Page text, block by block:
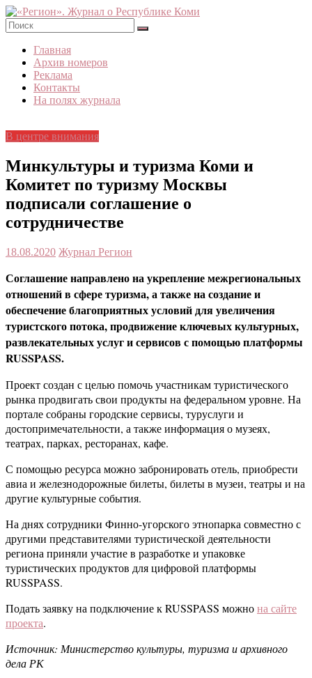
Skip
to
content
«Регион».
Журнал
Республике
Коми
Главная
Архив номеров
Реклама
Контакты
На полях журнала
В центре внимания
Минкультуры и туризма Коми и
Комитет по туризму Москвы
подписали соглашение о
сотрудничестве
18.08.2020 Журнал Регион
Соглашение направлено на укрепление межрегиональных
отношений в сфере туризма, а также на создание и
обеспечение благоприятных условий для увеличения
туристского потока, продвижение ключевых культурных,
развлекательных услуг и сервисов с помощью платформы
RUSSPASS.
Проект создан с целью помочь участникам туристического
рынка продвигать свои продукты на федеральном уровне. На
портале собраны городские сервисы, туруслуги и
достопримечательности, а также информация о музеях,
театрах, парках, ресторанах, кафе.
С помощью ресурса можно забронировать отель, приобрести
авиа и железнодорожные билеты, билеты в музеи, театры и на
другие культурные события.
На днях сотрудники Финно-угорского этнопарка совместно с
другими представителями туристической деятельности
региона приняли участие в разработке и упаковке
туристических продуктов для цифровой платформы
RUSSPASS.
Подать заявку на подключение к RUSSPASS можнона сайте
проекта.
Источник: Министерство культуры, туризма и архивного
дела РК